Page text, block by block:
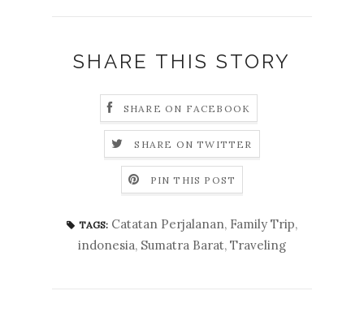
SHARE THIS STORY
SHARE ON FACEBOOK
SHARE ON TWITTER
PIN THIS POST
TAGS: Catatan Perjalanan, Family Trip,
indonesia, Sumatra Barat, Traveling